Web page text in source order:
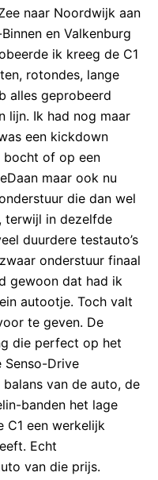
naar Noordwijk aan
en Valkenburg
ik kreeg de C1
rotondes, lange
alles geprobeerd
lijn. Ik had nog maar
een kickdown
bocht of op een
maar ook nu
die dan wel
terwijl in dezelfde
duurdere testauto’s
onderstuur finaal
gewoon dat had ik
autootje. Toch valt
te geven. De
die perfect op het
Drive
van de auto, de
banden het lage
C1 een werkelijk
Echt
van die prijs.